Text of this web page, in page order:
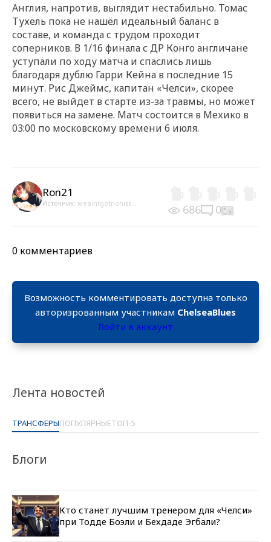
Лента новостей
ТРАНСФЕРЫПОПУЛЯРНЫЕТОП-5
Блоги
Кто станет лучшим тренером для «Челси»
при Тодде Боэли и Бехдаде Эгбали?
Англия, напротив, выглядит нестабильно. Томас
Тухель пока не нашёл идеальный баланс в
составе, и команда с трудом проходит
соперников. В 1/16 финала с ДР Конго англичане
уступали по ходу матча и спаслись лишь
благодаря дублю Гарри Кейна в последние 15
минут. Рис Джеймс, капитан «Челси», скорее
всего, не выйдет в старте из-за травмы, но может
появиться на замене. Матч состоится в Мехико в
03:00 по московскому времени 6 июля.
Ron21
Источник: weaintgotnohist... 686 0
0 комментариев
Возможность комментировать доступна только
авторизрованным участникам ChelseaBlues
Войти в аккаунт